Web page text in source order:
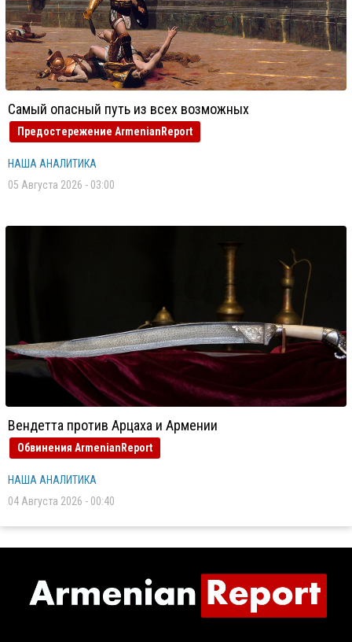
Самый опасный путь из всех возможных
Предостережение ArmenianReport
НАША АНАЛИТИКА
05 Августа 2026 - 03:00
Вендетта против Арцаха и Армении
Обвинения ArmenianReport
НАША АНАЛИТИКА
04 Августа 2026 - 00:40